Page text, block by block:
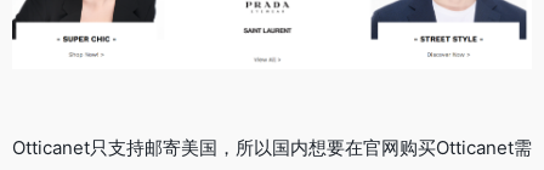
Otticanet只支持邮寄美国，所以国内想要在官网购买Otticanet需